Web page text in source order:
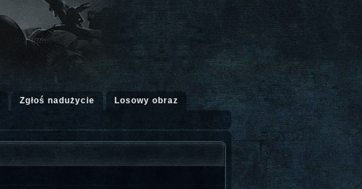
Zgłoś nadużycie
Losowy obraz